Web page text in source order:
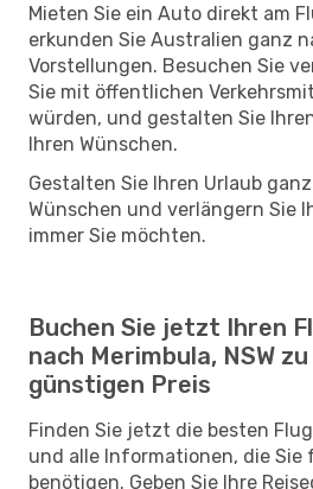
Mieten Sie ein Auto direkt am
erkunden Sie Australien ganz
Vorstellungen. Besuchen Sie
Sie mit öffentlichen
würden, und gestalten Sie
Ihren Wünschen.
Gestalten Sie Ihren Urlaub
Wünschen und verlängern Sie
immer Sie möchten.
Buchen Sie jetzt Ihren
nach Merimbula, NSW
günstigen Preis
Finden Sie jetzt die besten
und alle Informationen, die Sie
benötigen. Geben Sie Ihre